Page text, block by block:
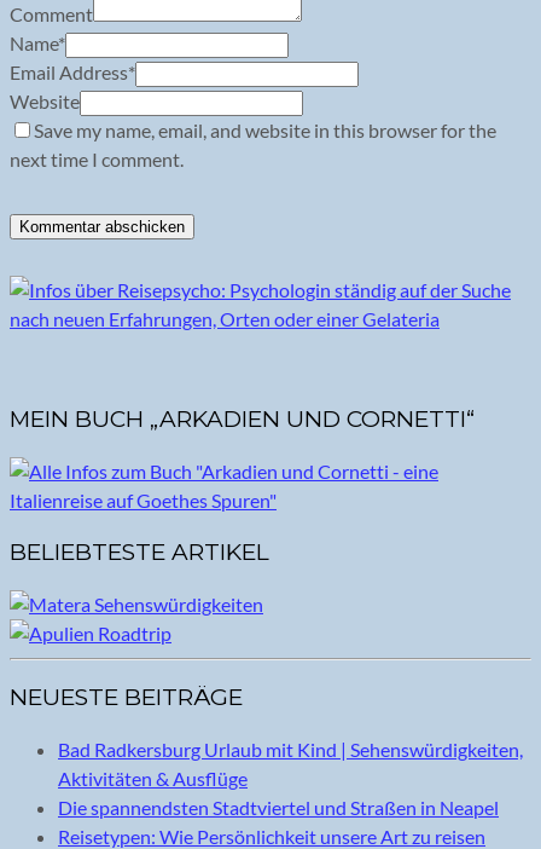
Comment
Name*
Email Address*
Website
Save my name, email, and website in this browser for the
next time I comment.
MEIN BUCH „ARKADIEN UND CORNETTI“
BELIEBTESTE ARTIKEL
NEUESTE BEITRÄGE
Bad Radkersburg Urlaub mit Kind | Sehenswürdigkeiten,
Aktivitäten & Ausflüge
Die spannendsten Stadtviertel und Straßen in Neapel
Reisetypen: Wie Persönlichkeit unsere Art zu reisen